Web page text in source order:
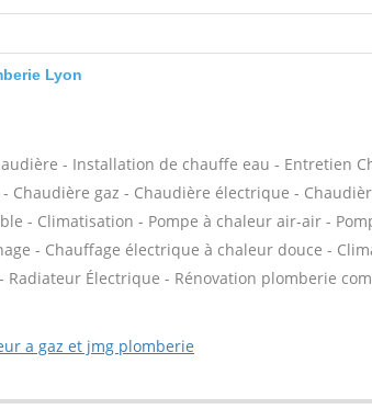
Lyon
- Installation de chauffe eau - Entretien
Chaudière gaz - Chaudière électrique -
- Climatisation - Pompe à chaleur air-air -
- Chauffage électrique à chaleur douce -
Électrique - Rénovation plomberie
a gaz et jmg plomberie